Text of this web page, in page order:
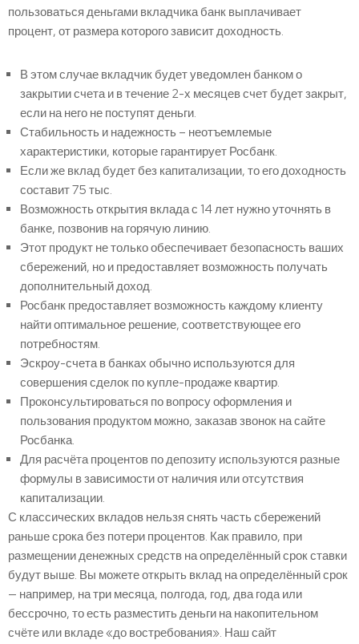
пользоваться деньгами вкладчика банк выплачивает
процент, от размера которого зависит доходность.
В этом случае вкладчик будет уведомлен банком о
закрытии счета и в течение 2-х месяцев счет будет закрыт,
если на него не поступят деньги.
Стабильность и надежность – неотъемлемые
характеристики, которые гарантирует Росбанк.
Если же вклад будет без капитализации, то его доходность
составит 75 тыс.
Возможность открытия вклада с 14 лет нужно уточнять в
банке, позвонив на горячую линию.
Этот продукт не только обеспечивает безопасность ваших
сбережений, но и предоставляет возможность получать
дополнительный доход.
Росбанк предоставляет возможность каждому клиенту
найти оптимальное решение, соответствующее его
потребностям.
Эскроу-счета в банках обычно используются для
совершения сделок по купле-продаже квартир.
Проконсультироваться по вопросу оформления и
пользования продуктом можно, заказав звонок на сайте
Росбанка.
Для расчёта процентов по депозиту используются разные
формулы в зависимости от наличия или отсутствия
капитализации.
С классических вкладов нельзя снять часть сбережений
раньше срока без потери процентов. Как правило, при
размещении денежных средств на определённый срок ставки
будут выше. Вы можете открыть вклад на определённый срок
— например, на три месяца, полгода, год, два года или
бессрочно, то есть разместить деньги на накопительном
счёте или вкладе «до востребования». Наш сайт